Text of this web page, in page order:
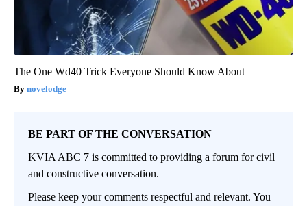
The One Wd40 Trick Everyone Should Know About
novelodge
BE PART OF THE CONVERSATION
KVIA ABC 7 is committed to providing a forum for civil
and constructive conversation.
Please keep your comments respectful and relevant. You